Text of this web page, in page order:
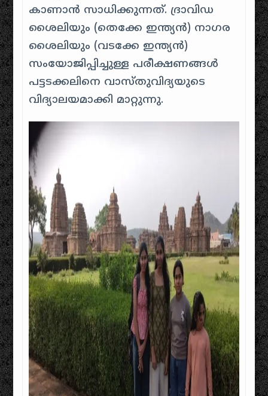
കാണാൻ സാധിക്കുന്നത്. ദ്രാവിഡ
ശൈലിയും (തെക്കേ ഇന്ത്യൻ) നാഗര
ശൈലിയും (വടക്കേ ഇന്ത്യൻ)
സംയോജിപ്പിച്ചുള്ള പരീക്ഷണങ്ങൾ
പട്ടടക്കലിനെ വാസ്തുവിദ്യയുടെ
വിദ്യാലയമാക്കി മാറ്റുന്നു.